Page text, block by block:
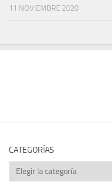
11 NOVIEMBRE 2020
CATEGORÍAS
Categorías